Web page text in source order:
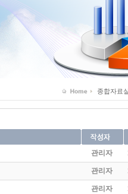
종합자료
관리자
관리자
관리자